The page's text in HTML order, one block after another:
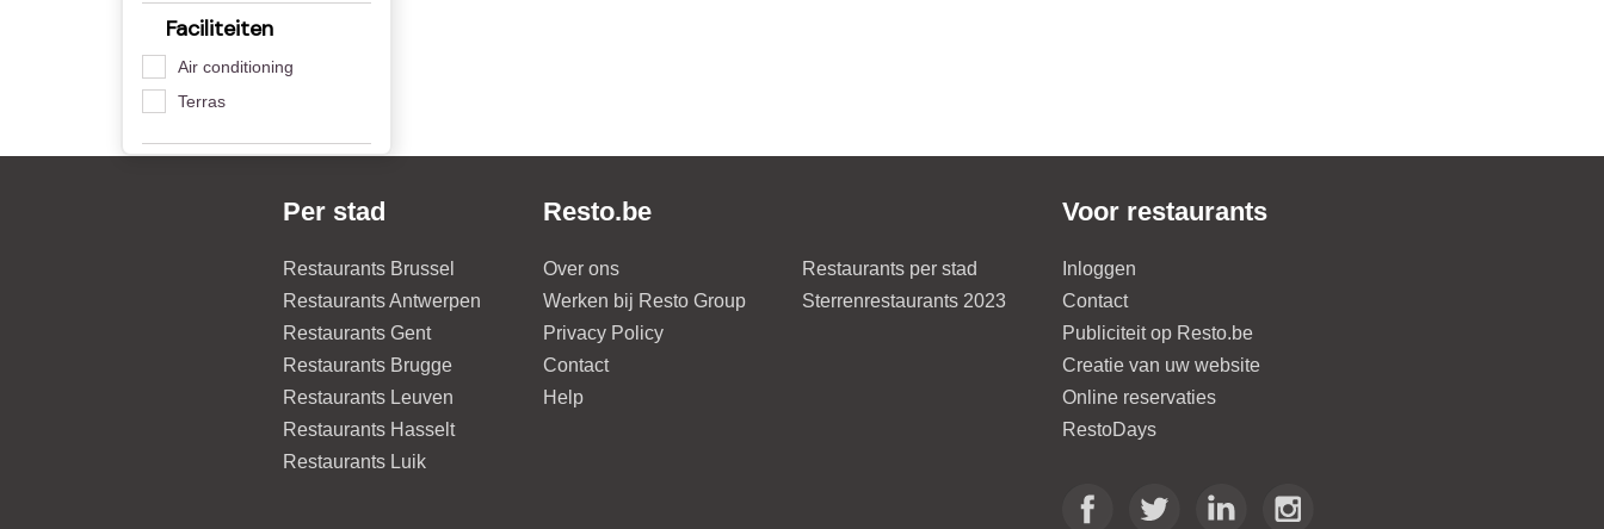
Faciliteiten
Air conditioning
Terras
Per stad
Restaurants Brussel
Restaurants Antwerpen
Restaurants Gent
Restaurants Brugge
Restaurants Leuven
Restaurants Hasselt
Restaurants Luik
Resto.be
Over ons
Werken bij Resto Group
Privacy Policy
Contact
Help
Restaurants per stad
Sterrenrestaurants 2023
Voor restaurants
Inloggen
Contact
Publiciteit op Resto.be
Creatie van uw website
Online reservaties
RestoDays